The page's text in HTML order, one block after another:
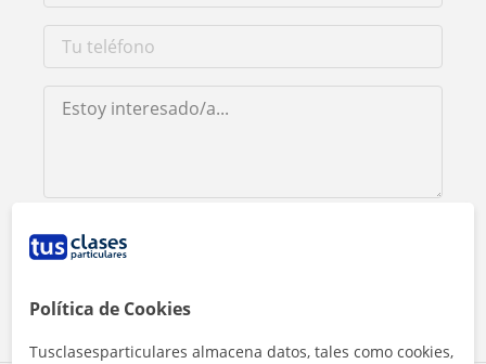
Política de Cookies
Tusclasesparticulares almacena datos, tales como cookies,